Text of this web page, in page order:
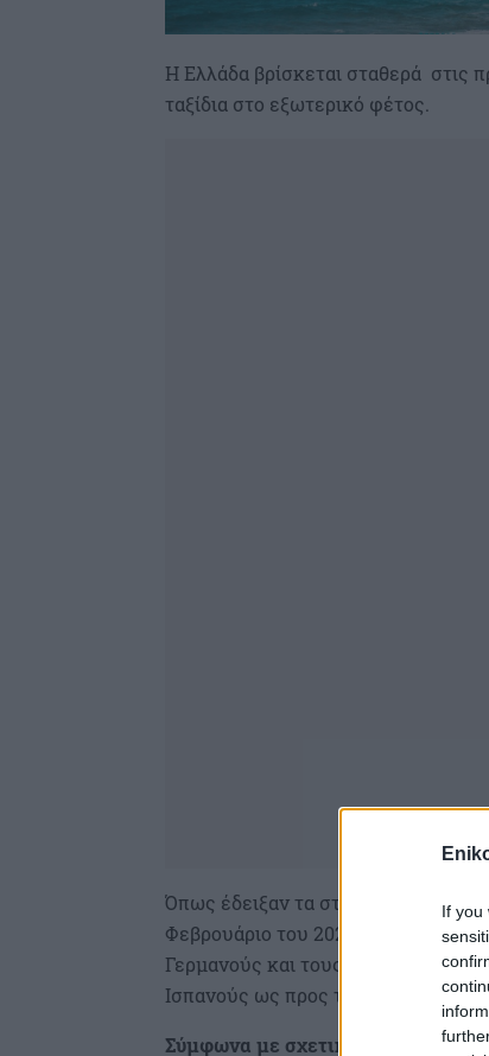
If you
Η Ελλάδα βρίσκεται σταθερά στις
ταξίδια στο εξωτερικό φέτος.
Όπως έδειξαν τα στοιχεία της
Φεβρουάριο του 2026, η χώρα μας
Γερμανούς και τους Ιταλούς, στην
Ισπανούς ως προς την πρόθεση για
Σύμφωνα με σχετική ανακοίνωση